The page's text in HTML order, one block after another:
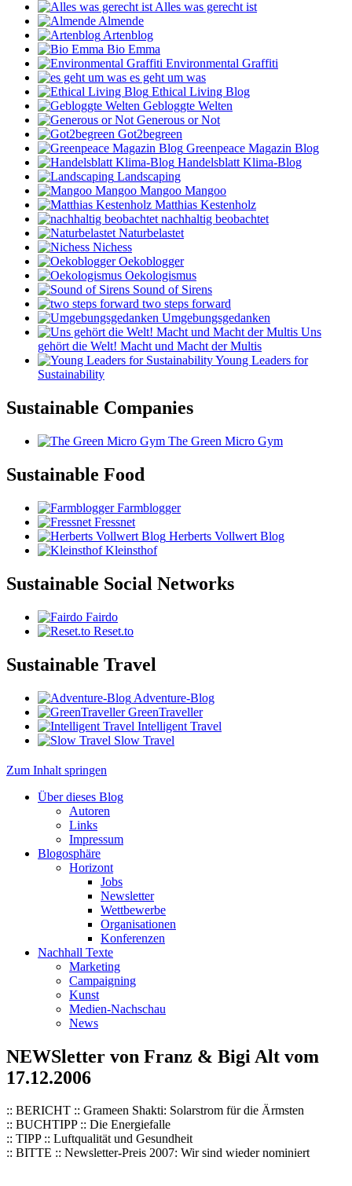
Alles was gerecht ist
Almende
Artenblog
Bio Emma
Environmental Graffiti
es geht um was
Ethical Living Blog
Gebloggte Welten
Generous or Not
Got2begreen
Greenpeace Magazin Blog
Handelsblatt Klima-Blog
Landscaping
Mangoo Mangoo
Matthias Kestenholz
nachhaltig beobachtet
Naturbelastet
Nichess
Oekoblogger
Oekologismus
Sound of Sirens
two steps forward
Umgebungsgedanken
Uns
gehört die Welt! Macht und Macht der Multis
Young Leaders for
Sustainability
Sustainable Companies
The Green Micro Gym
Sustainable Food
Farmblogger
Fressnet
Herberts Vollwert Blog
Kleinsthof
Sustainable Social Networks
Fairdo
Reset.to
Sustainable Travel
Adventure-Blog
GreenTraveller
Intelligent Travel
Slow Travel
Zum Inhalt springen
Über dieses Blog
Autoren
Links
Impressum
Blogosphäre
Horizont
Jobs
Newsletter
Wettbewerbe
Organisationen
Konferenzen
Nachhall Texte
Marketing
Campaigning
Kunst
Medien-Nachschau
News
NEWSletter von Franz & Bigi Alt vom
17.12.2006
:: BERICHT :: Grameen Shakti: Solarstrom für die Ärmsten
:: BUCHTIPP :: Die Energiefalle
:: TIPP :: Luftqualität und Gesundheit
:: BITTE :: Newsletter-Preis 2007: Wir sind wieder nominiert